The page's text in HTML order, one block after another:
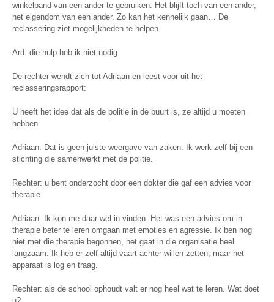
winkelpand van een ander te gebruiken. Het blijft toch van een ander,
het eigendom van een ander. Zo kan het kennelijk gaan… De
reclassering ziet mogelijkheden te helpen.
Ard: die hulp heb ik niet nodig
De rechter wendt zich tot Adriaan en leest voor uit het
reclasseringsrapport:
U heeft het idee dat als de politie in de buurt is, ze altijd u moeten
hebben
Adriaan: Dat is geen juiste weergave van zaken. Ik werk zelf bij een
stichting die samenwerkt met de politie.
Rechter: u bent onderzocht door een dokter die gaf een advies voor
therapie
Adriaan: Ik kon me daar wel in vinden. Het was een advies om in
therapie beter te leren omgaan met emoties en agressie. Ik ben nog
niet met die therapie begonnen, het gaat in die organisatie heel
langzaam. Ik heb er zelf altijd vaart achter willen zetten, maar het
apparaat is log en traag.
Rechter: als de school ophoudt valt er nog heel wat te leren. Wat doet